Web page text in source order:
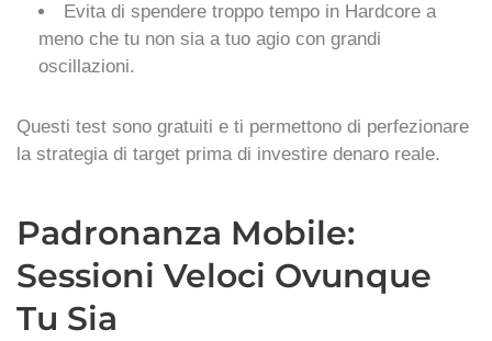
Evita di spendere troppo tempo in Hardcore a
meno che tu non sia a tuo agio con grandi
oscillazioni.
Questi test sono gratuiti e ti permettono di perfezionare
la strategia di target prima di investire denaro reale.
Padronanza Mobile:
Sessioni Veloci Ovunque
Tu Sia